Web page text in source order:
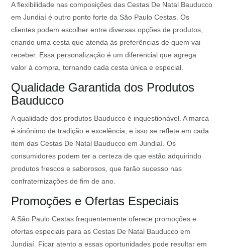
A flexibilidade nas composições das Cestas De Natal Bauducco
em Jundiaí é outro ponto forte da São Paulo Cestas. Os
clientes podem escolher entre diversas opções de produtos,
criando uma cesta que atenda às preferências de quem vai
receber. Essa personalização é um diferencial que agrega
valor à compra, tornando cada cesta única e especial.
Qualidade Garantida dos Produtos
Bauducco
A qualidade dos produtos Bauducco é inquestionável. A marca
é sinônimo de tradição e excelência, e isso se reflete em cada
item das Cestas De Natal Bauducco em Jundiaí. Os
consumidores podem ter a certeza de que estão adquirindo
produtos frescos e saborosos, que farão sucesso nas
confraternizações de fim de ano.
Promoções e Ofertas Especiais
A São Paulo Cestas frequentemente oferece promoções e
ofertas especiais para as Cestas De Natal Bauducco em
Jundiaí. Ficar atento a essas oportunidades pode resultar em